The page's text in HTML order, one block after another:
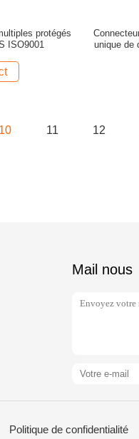
protégés
ISO9001
unique de
10 11 12
Mail nous
Politique de confidentialité